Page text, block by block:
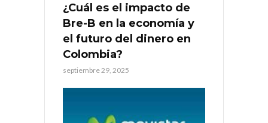
¿Cuál es el impacto de
Bre-B en la economía y
el futuro del dinero en
Colombia?
septiembre 29, 2025